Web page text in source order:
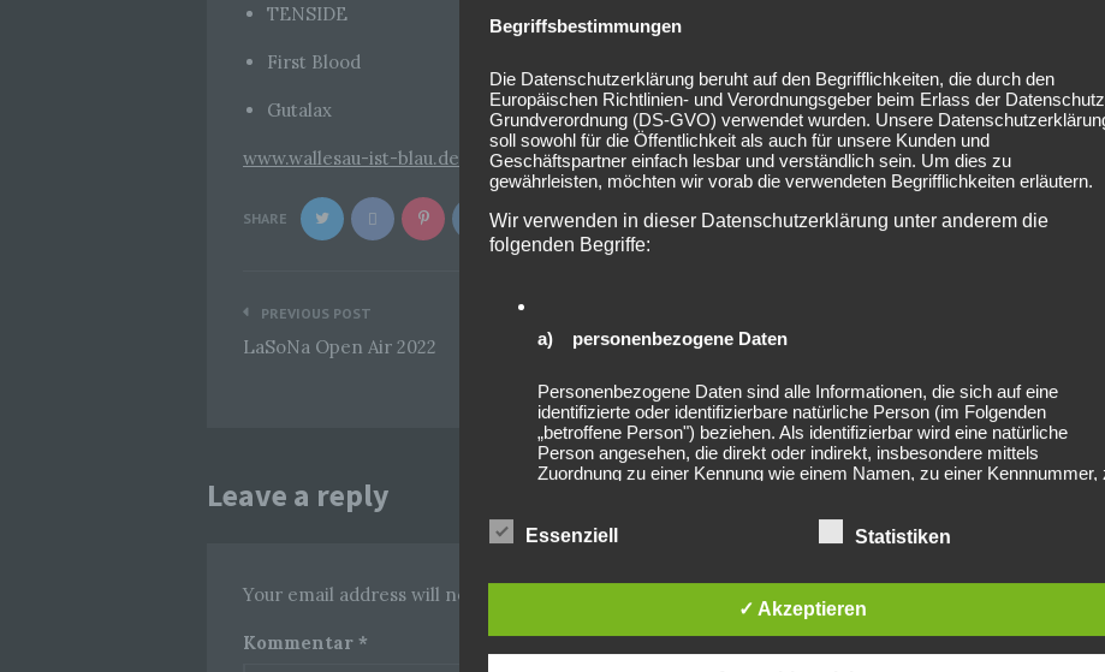
TENSIDE
First Blood
Gutalax
www.wallesau-ist-blau.de
SHARE
Beitragsnavigation
PREVIOUS POST
LaSoNa Open Air 2022
2022-07-18 Konzert-
Leave a reply
Your email address will not be published. Required fields are marked *
Kommentar *
Begriffsbestimmungen
Die Datenschutzerklärung beruht auf den Begrifflichkeiten, die durch den
Europäischen Richtlinien- und Verordnungsgeber beim Erlass der
Grundverordnung (DS-GVO) verwendet wurden. Unsere
soll sowohl für die Öffentlichkeit als auch für unsere Kunden und
Geschäftspartner einfach lesbar und verständlich sein. Um dies zu
gewährleisten, möchten wir vorab die verwendeten Begrifflichkeiten erläutern.
Wir verwenden in dieser Datenschutzerklärung unter anderem die
folgenden Begriffe:
a) personenbezogene Daten
Personenbezogene Daten sind alle Informationen, die sich auf eine
identifizierte oder identifizierbare natürliche Person (im Folgenden
„betroffene Person") beziehen. Als identifizierbar wird eine natürliche
Person angesehen, die direkt oder indirekt, insbesondere mittels
Zuordnung zu einer Kennung wie einem Namen, zu einer Kennnummer,
genetischen, psychischen, wirtschaftlichen, kulturellen oder sozialen
Essenziell Statistiken
✓ Akzeptieren